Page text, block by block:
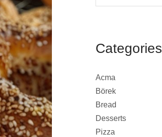
Categories
Acma
Börek
Bread
Desserts
Pizza